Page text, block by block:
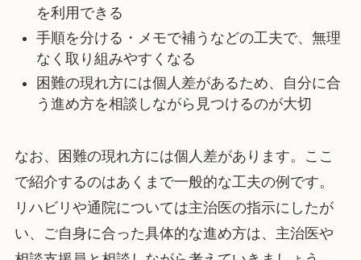
を利用できる
手順を分ける・メモで補うなどの工夫で、無理
なく取り組みやすくなる
困難の現れ方には個人差があるため、自分に合
う進め方を相談しながら見つけるのが大切
なお、困難の現れ方には個人差があります。ここ
で紹介するのはあくまで一般的な工夫の例です。
リハビリや通院については主治医の指示にしたが
い、ご自身に合った具体的な進め方は、主治医や